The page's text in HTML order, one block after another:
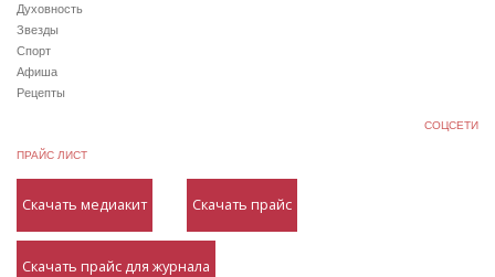
Духовность
Звезды
Спорт
Афиша
Рецепты
СОЦСЕТИ
ПРАЙС ЛИСТ
Скачать медиакит Скачать прайс
Скачать прайс для журнала